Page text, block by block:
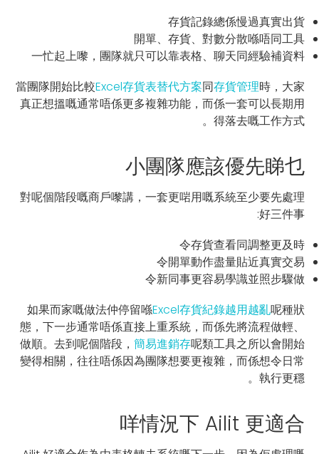
存貨記錄總係慢過真實出貨
開單、存貨、對數分散喺唔同工具
一忙起上嚟，團隊就只可以靠表格、聊天同經驗補資料
當團隊開始比較Excel存貨表替代方案同存貨管理時，大家
真正想搵嘅通常唔係更多複雜功能，而係一套可以長期用
得落去嘅工作方式。
小團隊應該優先睇乜
對呢個階段嘅商戶嚟講，一套更啱用嘅系統至少要先處理
好三件事:
令存貨查看同調整更及時
令開單動作盡量貼近真實交易
令新同事更容易學識並照步驟做
如果而家嘅做法仲停留喺Excel存貨紀錄越用越亂呢種狀
態，下一步通常唔係直接上重系統，而係先將流程做輕、
做順。去到呢個階段， 簡易進銷存呢類工具之所以會開始
變得相關，往往唔係因為團隊想要更複雜，而係想令日常
執行更穩。
咩情況下 Ailit 更適合